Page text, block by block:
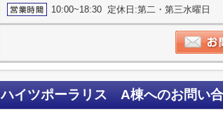
10:00~18:30 定休日:第二・第三水曜日
ハイツポーラリス A棟へのお問い